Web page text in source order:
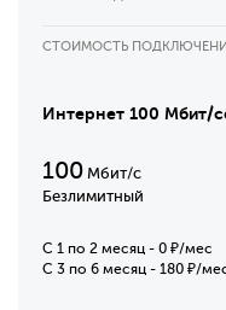
СТОИМОСТЬ
Интернет 100 Мбит/
100 Мбит/с
Безлимитный
C 1 по 2 месяц - 0 ₽/мес
С 3 по 6 месяц - 180 ₽/